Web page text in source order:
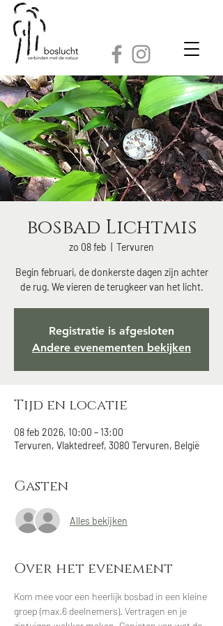
bosbad Lichtmis
zo 08 feb Tervuren
Begin februari, de donkerste dagen zijn achter
de rug. We vieren de terugkeer van het licht.
Registratie is afgesloten
Andere evenementen bekijken
Tijd en locatie
08 feb 2026, 10:00 – 13:00
Tervuren, Vlaktedreef, 3080 Tervuren, België
Gasten
Alles bekijken
Over het evenement
Kom mee voor een heerlijk bosbad in een kleine
groep (max.6 deelnemers). Vertragen en je